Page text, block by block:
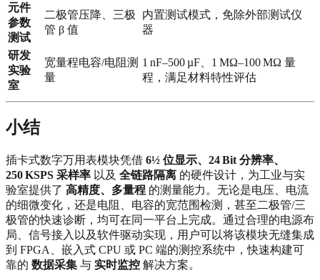
元件
参数
测试
二极管压降、三极
管 β 值
内置测试模式，免除外部测试仪
器
研发
实验
室
宽量程电容/电阻测
量
1 nF–500 µF、1 MΩ–100 MΩ 量
程，满足材料特性评估
小结
插卡式数字万用表模块凭借 6½ 位显示、24 Bit 分辨率、
250 KSPS 采样率 以及 全链路隔离 的硬件设计，为工业与实
验室提供了 高精度、多量程 的测量能力。无论是电压、电流
的细微变化，还是电阻、电容的宽范围检测，甚至二极管/三
极管的快速诊断，均可在同一平台上完成。通过合理的电源布
局、信号接入以及软件驱动实现，用户可以将该模块无缝集成
到 FPGA、嵌入式 CPU 或 PC 端的测控系统中，快速构建可
靠的 数据采集 与 实时监控 解决方案。